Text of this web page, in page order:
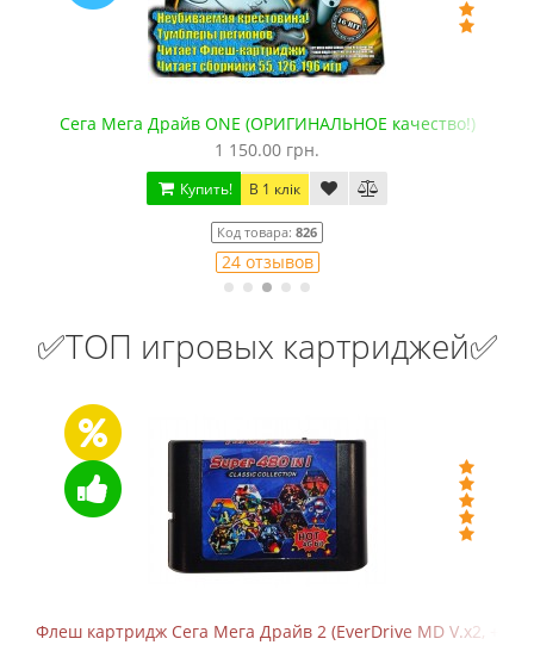
Сега Мега Драйв ONE (ОРИГИНАЛЬНОЕ качество!)
1 150.00 грн.
Купить! В 1 клік
Код товара: 826
24 отзывов
✅ТОП игровых картриджей✅
Флеш картридж Сега Мега Драйв 2 (EverDrive MD V.х2, +SD)